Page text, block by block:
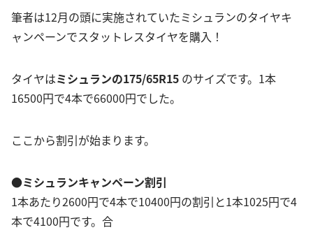
筆者は12月の頭に実施されていたミシュランのタイヤキ
ャンペーンでスタットレスタイヤを購入！
タイヤはミシュランの175/65R15 のサイズです。1本
16500円で4本で66000円でした。
ここから割引が始まります。
●ミシュランキャンペーン割引
1本あたり2600円で4本で10400円の割引と1本1025円で4
本で4100円です。合